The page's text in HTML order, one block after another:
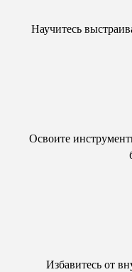
Научитесь
Освоите
Избавитесь от